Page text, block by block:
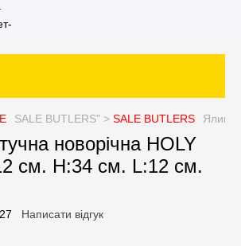
SALE BUTLERS" > SALE BUTLERS
новорічна HOLY
см. H:34 см. L:12 см.
Написати відгук